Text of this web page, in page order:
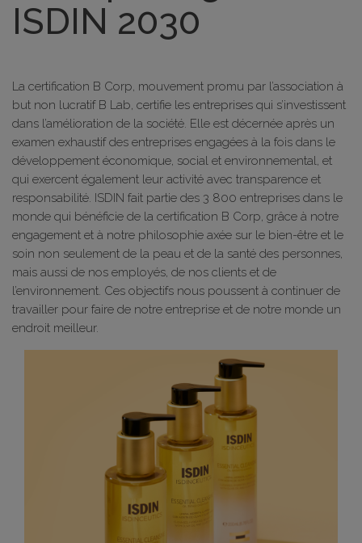
ISDIN 2030
La certification B Corp, mouvement promu par l’association à
but non lucratif B Lab, certifie les entreprises qui s’investissent
dans l’amélioration de la société. Elle est décernée après un
examen exhaustif des entreprises engagées à la fois dans le
développement économique, social et environnemental, et
qui exercent également leur activité avec transparence et
responsabilité. ISDIN fait partie des 3 800 entreprises dans le
monde qui bénéficie de la certification B Corp, grâce à notre
engagement et à notre philosophie axée sur le bien-être et le
soin non seulement de la peau et de la santé des personnes,
mais aussi de nos employés, de nos clients et de
l’environnement. Ces objectifs nous poussent à continuer de
travailler pour faire de notre entreprise et de notre monde un
endroit meilleur.